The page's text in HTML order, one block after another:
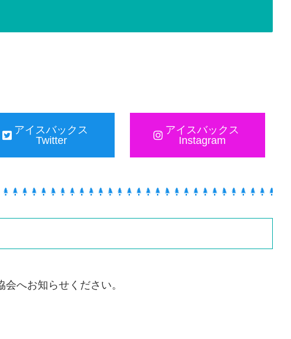
アイスバックス
Twitter
アイスバックス
Instagram
へお知らせください。